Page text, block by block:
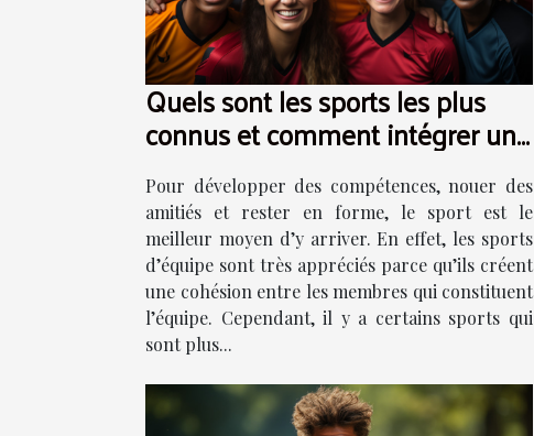
Quels sont les sports les plus
connus et comment intégrer une
équipe ?
Pour développer des compétences, nouer des
amitiés et rester en forme, le sport est le
meilleur moyen d’y arriver. En effet, les sports
d’équipe sont très appréciés parce qu’ils créent
une cohésion entre les membres qui constituent
l’équipe. Cependant, il y a certains sports qui
sont plus...